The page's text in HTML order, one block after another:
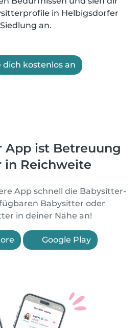
in Helbigsdorfer
Siedlung an.
dich kostenlos an
App ist Betreuung
in Reichweite
App schnell die Babysitter-
Babysitter oder
in deiner Nähe an!
Google Play